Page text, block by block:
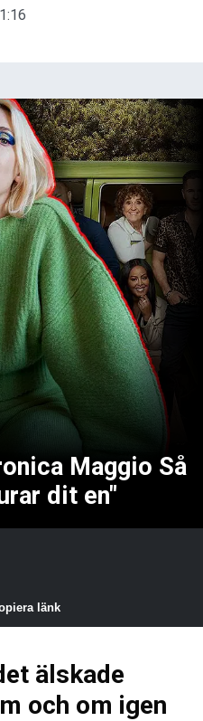
Maggio Så
dit en"
länk
älskade
och om igen